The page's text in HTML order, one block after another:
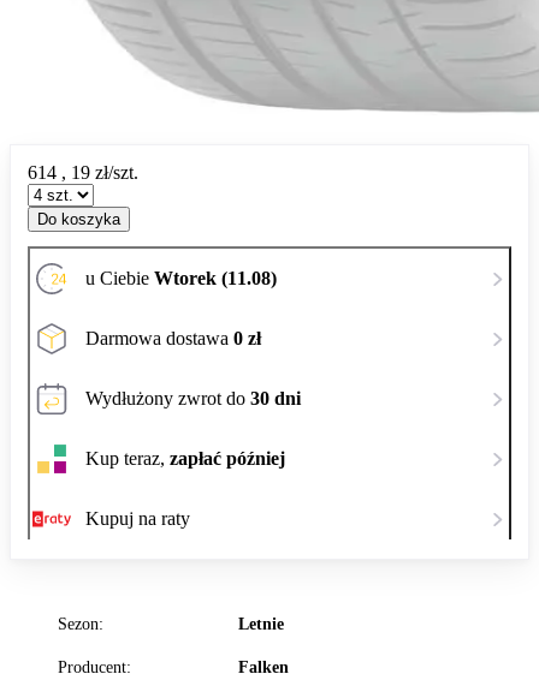
Sezon: Letnie
Producent: Falken
614 , 19 zł/szt.
Do koszyka
u Ciebie Wtorek (11.08)
Darmowa dostawa 0 zł
Wydłużony zwrot do 30 dni
Kup teraz, zapłać później
Kupuj na raty